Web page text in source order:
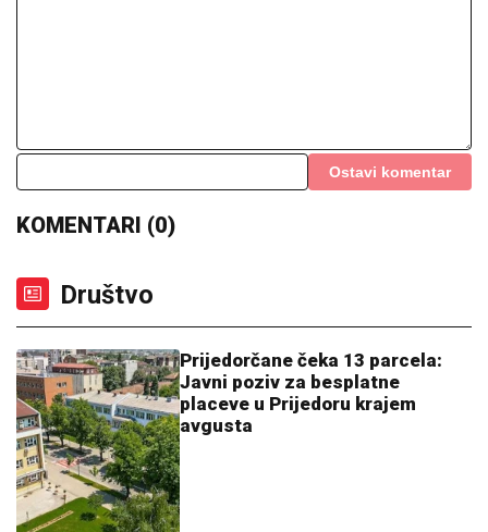
Ostavi komentar
KOMENTARI (0)
Društvo
Prijedorčane čeka 13 parcela:
Javni poziv za besplatne
placeve u Prijedoru krajem
avgusta